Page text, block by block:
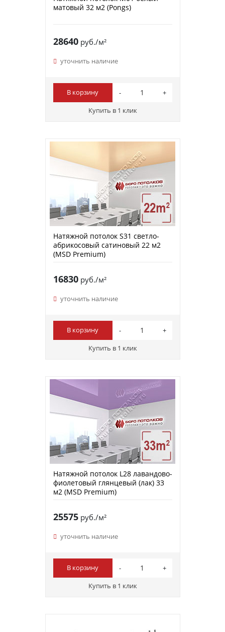
матовый 32 м2 (Pongs)
28640руб./м²
уточнить наличие
В корзину
Купить в 1 клик
Натяжной потолок S31 светло-
абрикосовый сатиновый 22 м2
(MSD Premium)
16830руб./м²
уточнить наличие
В корзину
Купить в 1 клик
Натяжной потолок L28 лавандово-
фиолетовый глянцевый (лак) 33
м2 (MSD Premium)
25575руб./м²
уточнить наличие
В корзину
Купить в 1 клик